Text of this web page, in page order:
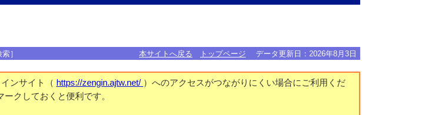
］ 本サイトへ戻る トップページ データ更新日： 2026年8月3日
ンサイト（ https://zengin.ajtw.net/ ）へのアクセスがつながりにくい場合にご利用くだ
クしておくと便利です。